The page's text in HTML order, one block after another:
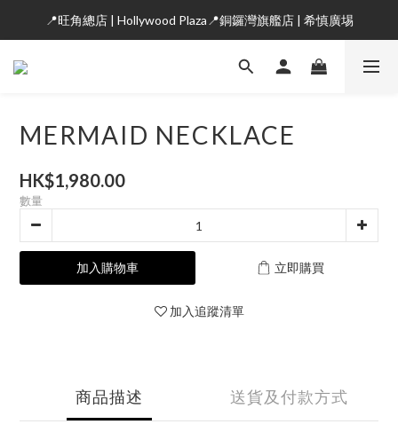
📍旺角總店 | Hollywood Plaza📍銅鑼灣旗艦店 | 希慎廣埸
MERMAID NECKLACE
HK$1,980.00
數量
加入購物車 立即購買
加入追蹤清單
商品描述 送貨及付款方式